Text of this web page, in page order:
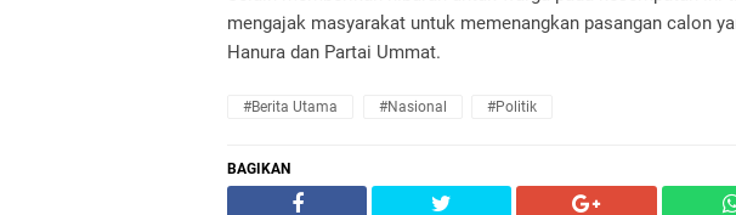
mengajak masyarakat untuk memenangkan pasangan calon
Hanura dan Partai Ummat.
#Berita Utama #Nasional #Politik
BAGIKAN